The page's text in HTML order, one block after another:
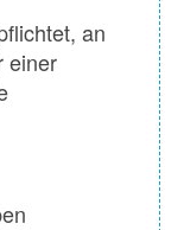
an
einer